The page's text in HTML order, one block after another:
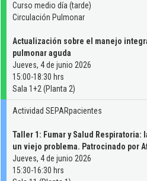
Curso medio día (tarde)
Circulación Pulmonar
Actualización sobre el manejo
pulmonar aguda
Jueves, 4 de junio 2026
15:00-18:30 hrs
Sala 1+2 (Planta 2)
Actividad SEPARpacientes
Taller 1: Fumar y Salud Respiratoria:
un viejo problema. Patrocinado por
Jueves, 4 de junio 2026
15:30-16:30 hrs